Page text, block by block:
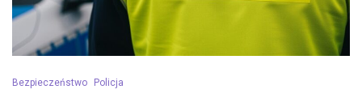
Bezpieczeństwo Policja